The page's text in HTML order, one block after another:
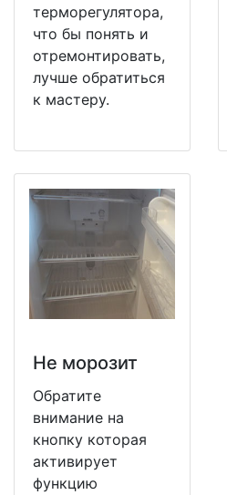
терморегулятора,
что бы понять и
отремонтировать,
лучше обратиться
к мастеру.
Не морозит
Обратите
внимание на
кнопку которая
активирует
функцию